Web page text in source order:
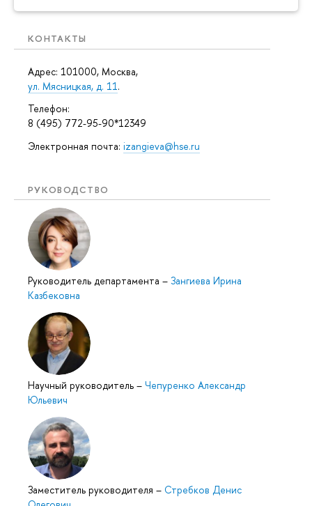
КОНТАКТЫ
Адрес: 101000, Москва,
ул. Мясницкая, д. 11.
Телефон:
8 (495) 772-95-90*12349
Электронная почта: izangieva@hse.ru
РУКОВОДСТВО
Руководитель департамента – Зангиева Ирина
Казбековна
Научный руководитель – Чепуренко Александр
Юльевич
Заместитель руководителя – Стребков Денис